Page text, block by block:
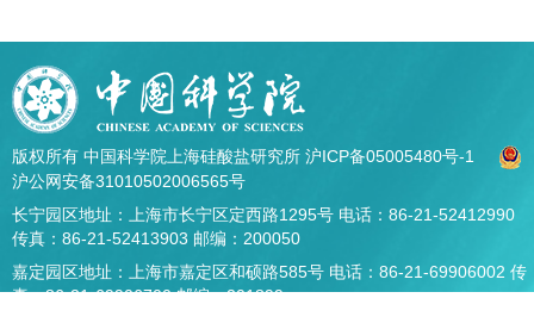
版权所有 中国科学院上海硅酸盐研究所 沪ICP备05005480号-1
沪公网安备31010502006565号
长宁园区地址：上海市长宁区定西路1295号 电话：86-21-52412990
传真：86-21-52413903 邮编：200050
嘉定园区地址：上海市嘉定区和硕路585号 电话：86-21-69906002 传
真：86-21-69906700 邮编：201899